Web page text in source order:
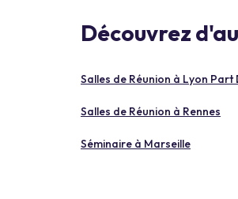
Découvrez
Salles de Réunion à Lyon Part
Salles de Réunion à Rennes
Séminaire à Marseille